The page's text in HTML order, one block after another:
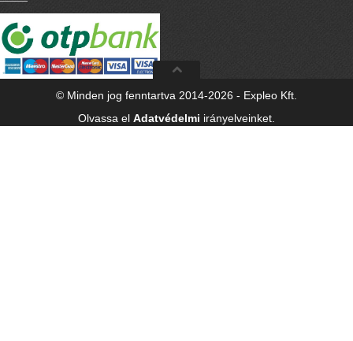
© Minden jog fenntartva 2014-2026 - Expleo Kft.
Olvassa el Adatvédelmi irányelveinket.